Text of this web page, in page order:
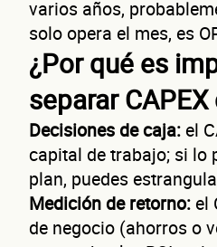
varios años,
solo opera el mes, es
¿Por qué es
separar CAPEX
Decisiones de caja:el
capital de trabajo; si lo
plan, puedes
Medición de retorno:el
de negocio (ahorros o